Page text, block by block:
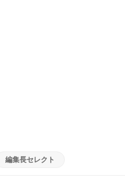
編集長セレクト